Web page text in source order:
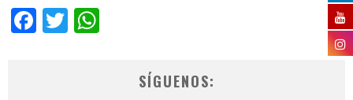
Facebook
Twitter
SÍGUENOS: